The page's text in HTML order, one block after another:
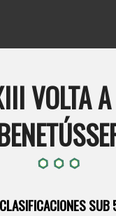
VOLTA
CLASIFICACIONES SUB